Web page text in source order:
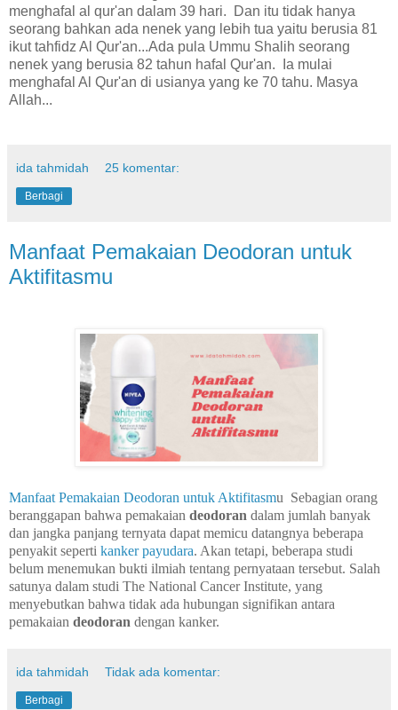
menghafal al qur'an dalam 39 hari. Dan itu tidak hanya
seorang bahkan ada nenek yang lebih tua yaitu berusia 81
ikut tahfidz Al Qur'an...Ada pula Ummu Shalih seorang
nenek yang berusia 82 tahun hafal Qur'an. Ia mulai
menghafal Al Qur'an di usianya yang ke 70 tahu. Masya
Allah...
ida tahmidah 25 komentar:
Berbagi
Manfaat Pemakaian Deodoran untuk
Aktifitasmu
Manfaat Pemakaian Deodoran untuk Aktifitasmu Sebagian orang
beranggapan bahwa pemakaian deodoran dalam jumlah banyak
dan jangka panjang ternyata dapat memicu datangnya beberapa
penyakit seperti kanker payudara. Akan tetapi, beberapa studi
belum menemukan bukti ilmiah tentang pernyataan tersebut. Salah
satunya dalam studi The National Cancer Institute, yang
menyebutkan bahwa tidak ada hubungan signifikan antara
pemakaian deodoran dengan kanker.
ida tahmidah Tidak ada komentar:
Berbagi